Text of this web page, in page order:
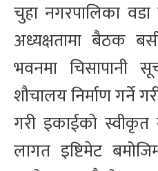
चुहा नगरपालिका
अध्यक्षतामा बैठक
भवनमा चिसापानी
शौचालय निर्माण गर्ने
गरी इकाईको
लागत इष्टिमेट